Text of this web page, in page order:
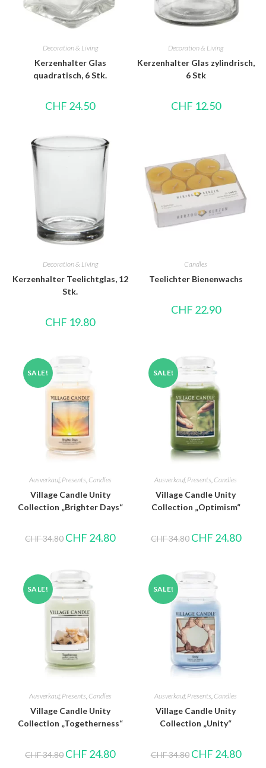
Decoration & Living
Kerzenhalter Glas
quadratisch, 6 Stk.
CHF 24.50
Decoration & Living
Kerzenhalter Glas zylindrisch,
6 Stk
CHF 12.50
Decoration & Living
Kerzenhalter Teelichtglas, 12
Stk.
CHF 19.80
Candles
Teelichter Bienenwachs
CHF 22.90
SALE!
Ausverkauf, Presents, Candles
Village Candle Unity
Collection „Brighter Days“
CHF34.80 CHF 24.80
SALE!
Ausverkauf, Presents, Candles
Village Candle Unity
Collection „Optimism“
CHF34.80 CHF 24.80
SALE!
Ausverkauf, Presents, Candles
Village Candle Unity
Collection „Togetherness“
CHF34.80 CHF 24.80
SALE!
Ausverkauf, Presents, Candles
Village Candle Unity
Collection „Unity“
CHF34.80 CHF 24.80